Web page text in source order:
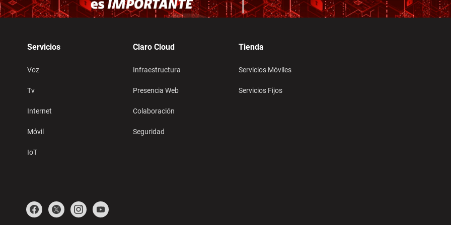
Servicios
Voz
Tv
Internet
Móvil
IoT
Claro Cloud
Infraestructura
Presencia Web
Colaboración
Seguridad
Tienda
Servicios Móviles
Servicios Fijos